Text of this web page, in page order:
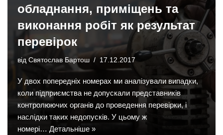
обладнання, приміщень та
виконання робіт як результат
перевірок
від Святослав Бартош 17.12.2017
У двох попередніх номерах ми аналізували випадки,
коли підприємства не допускали представників
контролюючих органів до проведення перевірки, і
наслідки таких недопусків. У цьому ж
номері… Детальніше »